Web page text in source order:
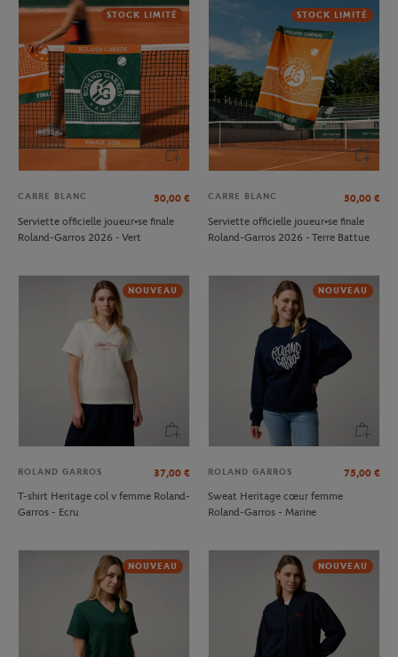
STOCK LIMITÉ
CARRE BLANC 50,00 €
Serviette officielle joueur•se finale
Roland-Garros 2026 - Vert
STOCK LIMITÉ
CARRE BLANC 50,00 €
Serviette officielle joueur•se finale
Roland-Garros 2026 - Terre Battue
NOUVEAU
ROLAND GARROS 37,00 €
T-shirt Heritage col v femme Roland-
Garros - Ecru
NOUVEAU
ROLAND GARROS 75,00 €
Sweat Heritage cœur femme
Roland-Garros - Marine
NOUVEAU NOUVEAU